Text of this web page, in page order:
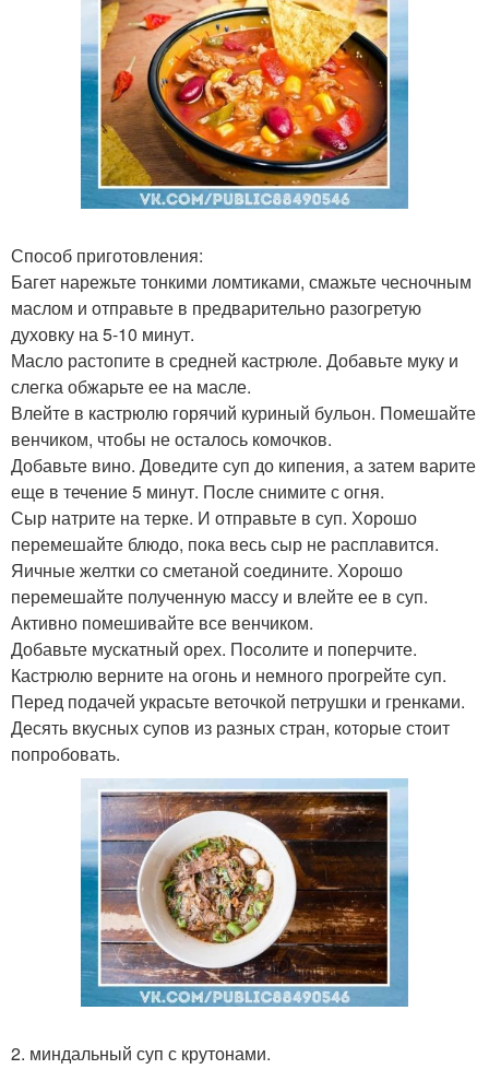
Способ приготовления:
Багет нарежьте тонкими ломтиками, смажьте чесночным
маслом и отправьте в предварительно разогретую
духовку на 5-10 минут.
Масло растопите в средней кастрюле. Добавьте муку и
слегка обжарьте ее на масле.
Влейте в кастрюлю горячий куриный бульон. Помешайте
венчиком, чтобы не осталось комочков.
Добавьте вино. Доведите суп до кипения, а затем варите
еще в течение 5 минут. После снимите с огня.
Сыр натрите на терке. И отправьте в суп. Хорошо
перемешайте блюдо, пока весь сыр не расплавится.
Яичные желтки со сметаной соедините. Хорошо
перемешайте полученную массу и влейте ее в суп.
Активно помешивайте все венчиком.
Добавьте мускатный орех. Посолите и поперчите.
Кастрюлю верните на огонь и немного прогрейте суп.
Перед подачей украсьте веточкой петрушки и гренками.
Десять вкусных супов из разных стран, которые стоит
попробовать.
2. миндальный суп с крутонами.